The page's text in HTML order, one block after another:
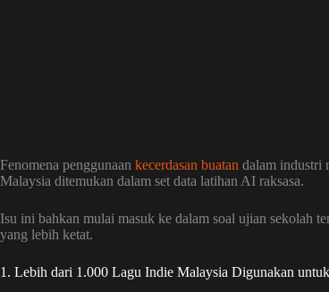
Fenomena penggunaan kecerdasan buatan dalam industri
Malaysia ditemukan dalam set data latihan AI raksasa.
Isu ini bahkan mulai masuk ke dalam soal ujian sekolah
yang lebih ketat.
1. Lebih dari 1.000 Lagu Indie Malaysia Digunakan